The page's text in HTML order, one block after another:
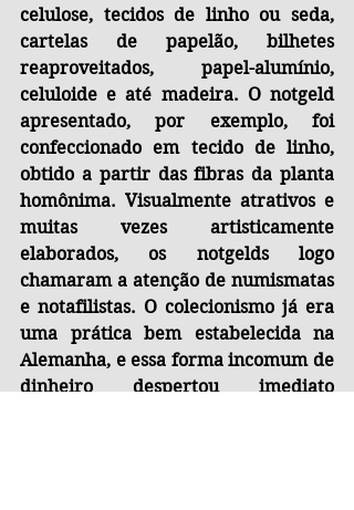
celulose, tecidos de linho ou seda,
cartelas de papelão, bilhetes
reaproveitados, papel-alumínio,
celuloide e até madeira. O notgeld
apresentado, por exemplo, foi
confeccionado em tecido de linho,
obtido a partir das fibras da planta
homônima. Visualmente atrativos e
muitas vezes artisticamente
elaborados, os notgelds logo
chamaram a atenção de numismatas
e notafilistas. O colecionismo já era
uma prática bem estabelecida na
Alemanha, e essa forma incomum de
dinheiro despertou imediato